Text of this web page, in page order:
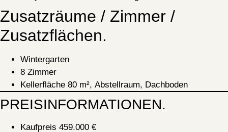
Zusatzräume / Zimmer /
Zusatzflächen.
Wintergarten
8 Zimmer
Kellerfläche 80 m², Abstellraum, Dachboden
PREISINFORMATIONEN.
Kaufpreis 459.000 €